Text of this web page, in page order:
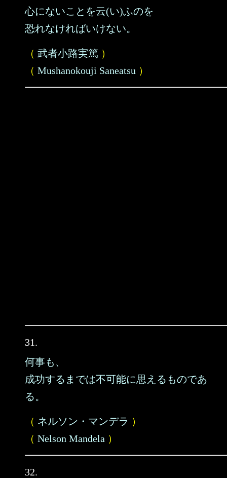
心にないことを云(い)ふのを
恐れなければいけない。
（ 武者小路実篤 ）
（ Mushanokouji Saneatsu ）
31.
何事も、
成功するまでは不可能に思えるものであ
る。
（ ネルソン・マンデラ ）
（ Nelson Mandela ）
32.